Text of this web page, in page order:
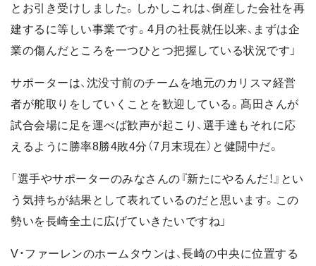
とお引き受けしました。しかしこれは、倒産した会社を再
建するに等しい事業です。4月の社長就任以来、まずは企
業の傷んだところを一つひとつ把握している状況です」
サポーターは、沈没寸前のチームを地元のカリスマ経営
者が舵取りをしていくことを歓迎している。髙田さんが
試合会場に足を運べば歓声が起こり、選手達もそれに応
えるように勝率8勝4敗4分（7月末現在）と健闘中だ。
「選手やサポーターのみなさんの『新たにやるんだ！』とい
う気持ちが結果として表れているのだと思います。この
勢いを長崎全土に広げていきたいですね」
V・ファーレンのホームタウンは、長崎の中央に位置する